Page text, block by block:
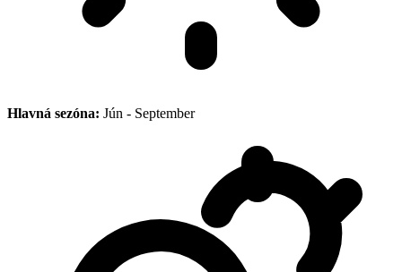
Hlavná sezóna: Jún - September